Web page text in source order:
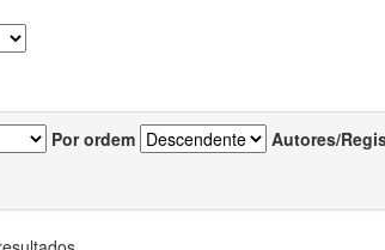
Por ordem Autores/